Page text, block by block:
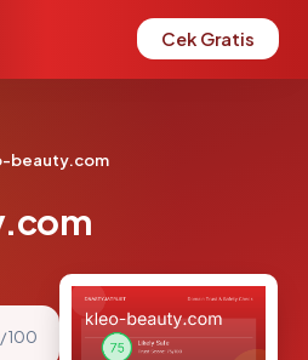
Cek Gratis
beauty.com
/ 100